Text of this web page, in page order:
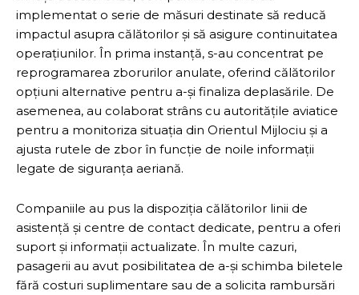
implementat o serie de măsuri destinate să reducă
impactul asupra călătorilor și să asigure continuitatea
operațiunilor. În prima instanță, s-au concentrat pe
reprogramarea zborurilor anulate, oferind călătorilor
opțiuni alternative pentru a-și finaliza deplasările. De
asemenea, au colaborat strâns cu autoritățile aviatice
pentru a monitoriza situația din Orientul Mijlociu și a
ajusta rutele de zbor în funcție de noile informații
legate de siguranța aeriană.
Companiile au pus la dispoziția călătorilor linii de
asistență și centre de contact dedicate, pentru a oferi
suport și informații actualizate. În multe cazuri,
pasagerii au avut posibilitatea de a-și schimba biletele
fără costuri suplimentare sau de a solicita rambursări